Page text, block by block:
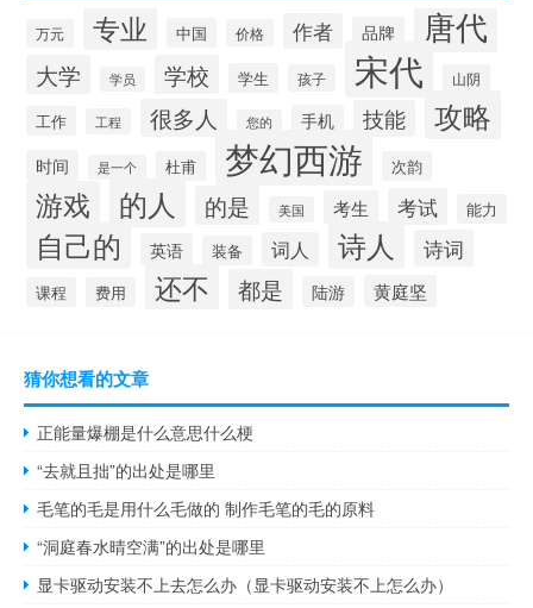
万元 专业 中国 价格 作者 品牌 唐代
大学 学员 学校 学生 孩子 宋代 山阴
工作 工程 很多人 您的 手机 技能 攻略
时间 是一个 杜甫 梦幻西游 次韵
游戏 的人 的是 美国 考生 考试 能力
自己的 英语 装备 词人 诗人 诗词
课程 费用 还不 都是 陆游 黄庭坚
猜你想看的文章
正能量爆棚是什么意思什么梗
“去就且拙”的出处是哪里
毛笔的毛是用什么毛做的 制作毛笔的毛的原料
“洞庭春水晴空满”的出处是哪里
显卡驱动安装不上去怎么办（显卡驱动安装不上怎么办）